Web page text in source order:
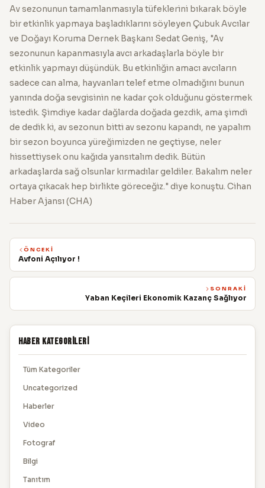
Av sezonunun tamamlanmasıyla tüfeklerini bıkarak böyle
bir etkinlik yapmaya başladıklarını söyleyen Çubuk Avcılar
ve Doğayı Koruma Dernek Başkanı Sedat Geniş, "Av
sezonunun kapanmasıyla avcı arkadaşlarla böyle bir
etkinlik yapmayı düşündük. Bu etkinliğin amacı avcıların
sadece can alma, hayvanları telef etme olmadığını bunun
yanında doğa sevgisinin ne kadar çok olduğunu göstermek
istedik. Şimdiye kadar dağlarda doğada gezdik, ama şimdi
de dedik ki, av sezonun bitti av sezonu kapandı, ne yapalım
bir sezon boyunca yüreğimizden ne geçtiyse, neler
hissettiysek onu kağıda yansıtalım dedik. Bütün
arkadaşlarda sağ olsunlar kırmadılar geldiler. Bakalım neler
ortaya çıkacak hep birlikte göreceğiz." diye konuştu. Cihan
Haber Ajansı (CHA)
ÖNCEKI
Avfoni Açılıyor !
SONRAKI
Yaban Keçileri Ekonomik Kazanç Sağlıyor
Haber Kategorileri
Tüm Kategoriler
Uncategorized
Haberler
Video
Fotograf
Bilgi
Tanıtım